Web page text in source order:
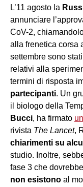
L’11 agosto la
annunciare
CoV-2,
alla frenetica corsa
settembre sono
relativi alla
termini di risposta
partecipanti. Un
il biologo della
Bucci, ha firmato
rivista The Lancet,
chiarimenti su
studio. Inoltre,
fase 3 che
non esistono al